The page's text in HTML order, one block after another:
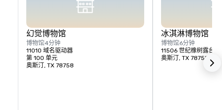
幻觉博物馆
博物馆4分钟
11010 域名驱动器
第 100 单元
奥斯汀, TX 78758
冰淇淋博物馆
博物馆6分钟
11506 世纪橡树露台
奥斯汀, TX 78758